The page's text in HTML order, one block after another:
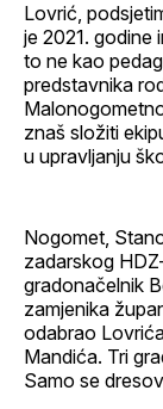
Lovrić,
je 2021. godine
to ne kao
predstavnika
znaš složiti
u upravljanju
Nogomet,
zadarskog
gradonačelnik
zamjenika
odabrao
Mandića. Tri
Samo se